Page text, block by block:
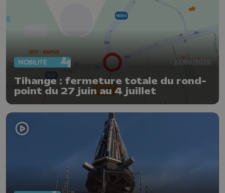
MOBILITÉ 23/06/2026
Tihange : fermeture totale du rond-
point du 27 juin au 4 juillet